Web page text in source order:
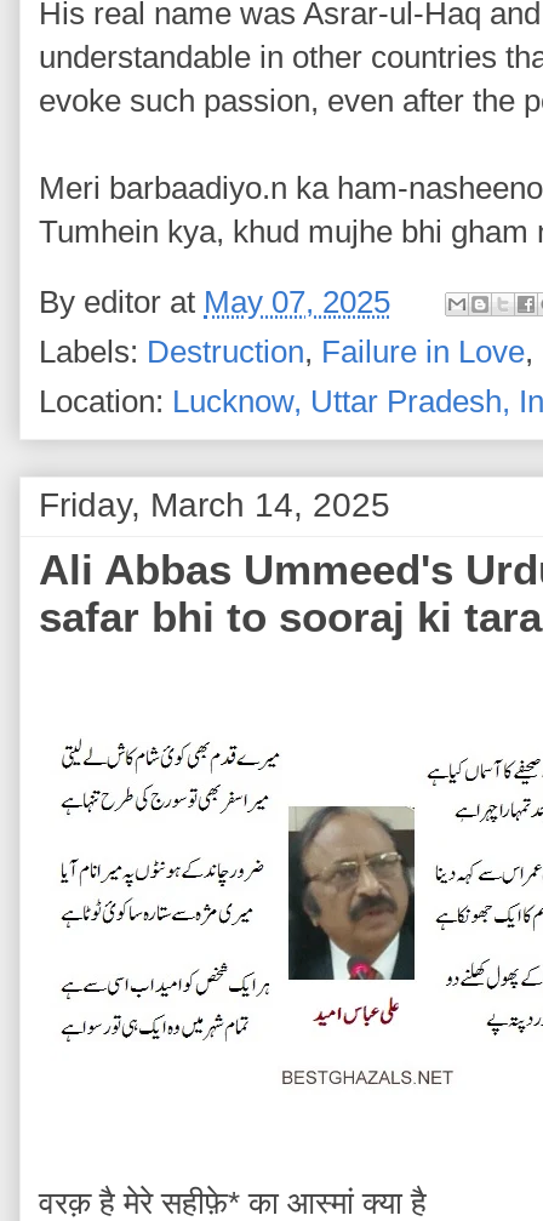
His real name was Asrar-ul-Haq
understandable in other countries
evoke such passion, even after the
Meri barbaadiyo.n ka ham-
Tumhein kya, khud mujhe bhi gham
By editor at May 07, 2025
Labels: Destruction, Failure in Love,
Location: Lucknow, Uttar Pradesh,
Friday, March 14, 2025
Ali Abbas Ummeed's
safar bhi to sooraj ki
वरक़ है मेरे सहीफ़े* का आस्मां क्या है